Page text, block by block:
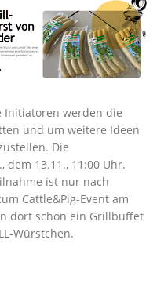
Initiatoren werden die
und um weitere Ideen
Die
dem 13.11., 11:00 Uhr.
ist nur nach
Cattle&Pig-Event am
dort schon ein Grillbuffet
Würstchen.